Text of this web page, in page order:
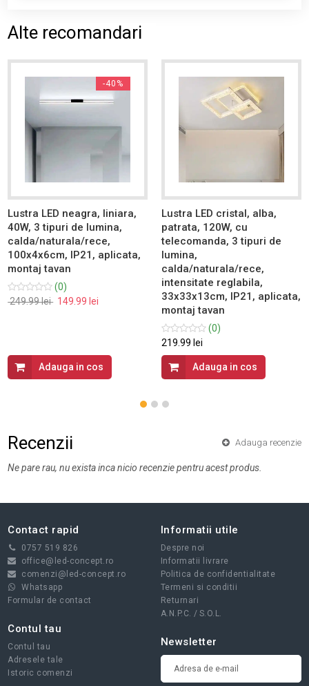
Alte recomandari
-40%
Lustra LED neagra, liniara,
40W, 3 tipuri de lumina,
calda/naturala/rece,
100x4x6cm, IP21, aplicata,
montaj tavan
(0)
249.99 lei 149.99 lei
Adauga in cos
Lustra LED cristal, alba,
patrata, 120W, cu
telecomanda, 3 tipuri de
lumina,
calda/naturala/rece,
intensitate reglabila,
33x33x13cm, IP21, aplicata,
montaj tavan
(0)
219.99 lei
Adauga in cos
Recenzii Adauga recenzie
Ne pare rau, nu exista inca nicio recenzie pentru acest produs.
Contact rapid
0757 519 826
office@led-concept.ro
comenzi@led-concept.ro
Whatsapp
Formular de contact
Informatii utile
Despre noi
Informatii livrare
Politica de confidentialitate
Termeni si conditii
Returnari
A.N.P.C. / S.O.L.
Contul tau
Contul tau
Adresele tale
Istoric comenzi
Newsletter